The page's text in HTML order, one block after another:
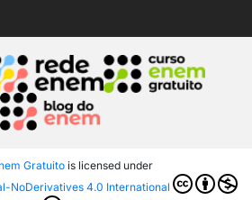
Gratuito is licensed under
NoDerivatives 4.0 International